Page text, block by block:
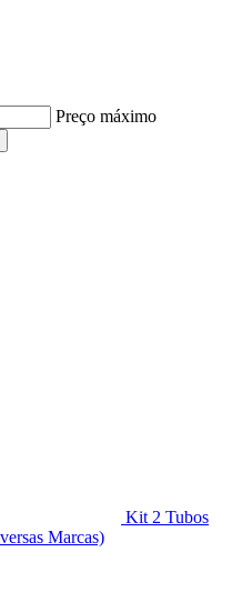
Preço máximo
Kit 2 Tubos
Marcas)